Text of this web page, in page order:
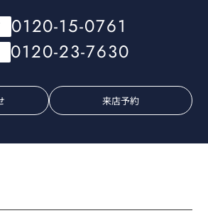
0120-15-0761
0120-23-7630
来店予約